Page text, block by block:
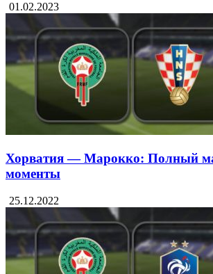
01.02.2023
Хорватия — Марокко: Полный
моменты
25.12.2022